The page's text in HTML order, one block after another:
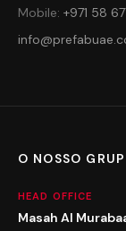
Mobile: +971 58
O NOSSO
HEAD OFFICE
Masah Al